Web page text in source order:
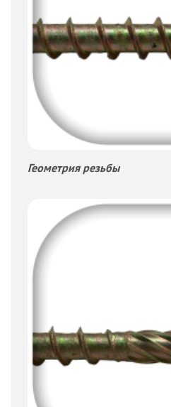
Геометрия резьбы